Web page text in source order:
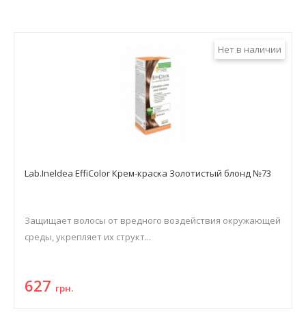
Нет в наличии
Lab.Ineldea EffiColor Крем-краска Золотистый блонд №73
Защищает волосы от вредного воздействия окружающей
среды, укрепляет их структ...
627 грн.